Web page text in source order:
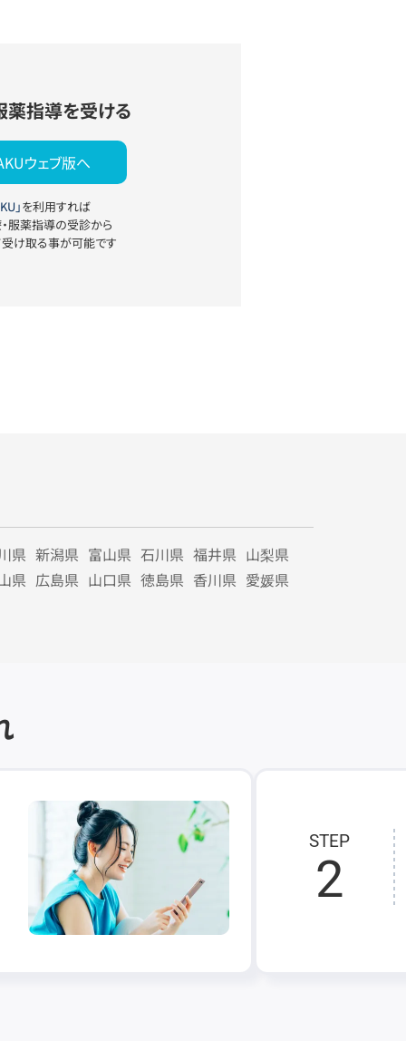
薬指導を受ける
ウェブ版へ
」を利用すれば
服薬指導の受診から
け取る事が可能です
県 新潟県 富山県 石川県 福井県 山梨県
県 広島県 山口県 徳島県 香川県 愛媛県
STEP
2